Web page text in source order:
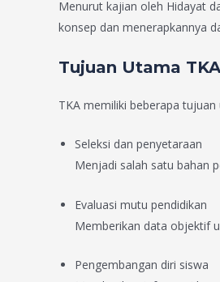
Menurut kajian oleh Hidayat
konsep dan menerapkannya
Tujuan Utama TKA
TKA memiliki beberapa
Seleksi dan penyetaraan
Menjadi salah satu bahan
Evaluasi mutu pendidikan
Memberikan data objektif
Pengembangan diri siswa